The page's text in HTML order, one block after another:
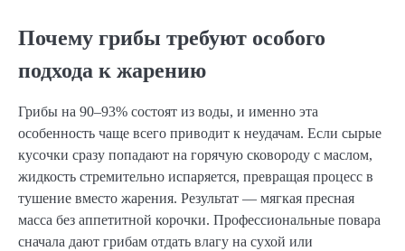
Почему грибы требуют особого
подхода к жарению
Грибы на 90–93% состоят из воды, и именно эта
особенность чаще всего приводит к неудачам. Если сырые
кусочки сразу попадают на горячую сковороду с маслом,
жидкость стремительно испаряется, превращая процесс в
тушение вместо жарения. Результат — мягкая пресная
масса без аппетитной корочки. Профессиональные повара
сначала дают грибам отдать влагу на сухой или